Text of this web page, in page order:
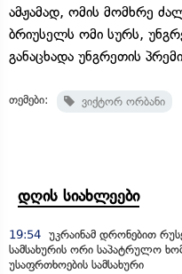
ამჟამად, ომის მომხრე
ბრიუსელს ომი სურს,
განაცხადა უნგრეთის
თემები: ვიქტორ ორბანი
დღის სიახლეები
19:54 უკრაინამ დრონებით
სამსახურის ორი საპატრულო
უსაფრთხოების სამსახური